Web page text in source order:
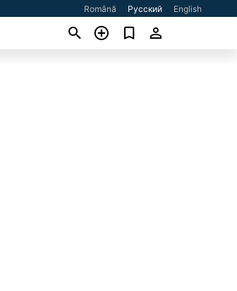
Română Русский English